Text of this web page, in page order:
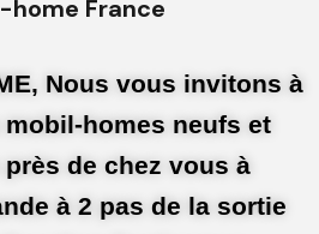
home France
Nous vous invitons à
homes neufs et
de chez vous à
à 2 pas de la sortie